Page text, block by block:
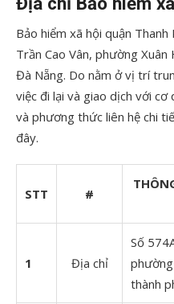
Bảo hiểm xã hội quận
Trần Cao Vân, phường
Đà Nẵng. Do nằm ở vị trí
việc đi lại và giao dịch với
và phương thức liên hệ chi
đây.
STT #
1 Địa chỉ
Số
thành